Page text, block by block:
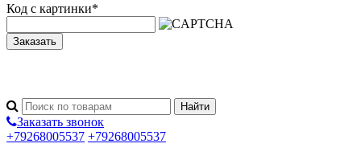
Код с картинки*
Заказать
Заказать звонок
+79268005537 +79268005537